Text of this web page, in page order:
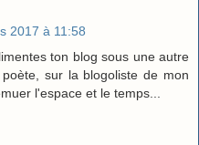
2017 à 11:58
ton blog sous une autre
sur la blogoliste de mon
l'espace et le temps...